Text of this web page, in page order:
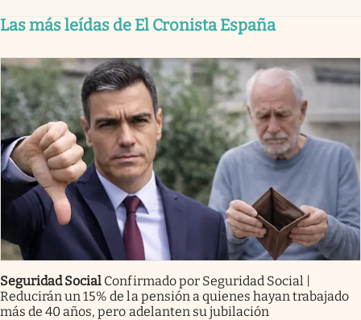
Las más leídas de El Cronista España
Seguridad Social Confirmado por Seguridad Social |
Reducirán un 15% de la pensión a quienes hayan trabajado
más de 40 años, pero adelanten su jubilación